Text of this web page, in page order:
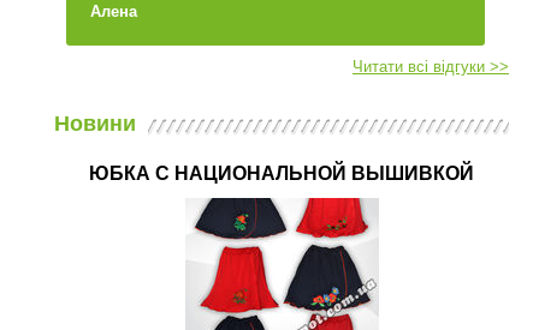
Новини
ЮБКА С НАЦИОНАЛЬНОЙ ВЫШИВКОЙ
Алена
Читати всі відгуки >>